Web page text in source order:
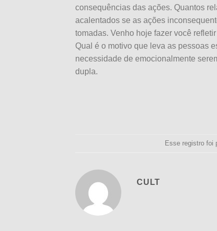
consequências das ações. Quantos
acalentados se as ações
tomadas. Venho hoje fazer você
Qual é o motivo que leva as pessoas
necessidade de emocionalmente
dupla.
Esse registro foi
CULT